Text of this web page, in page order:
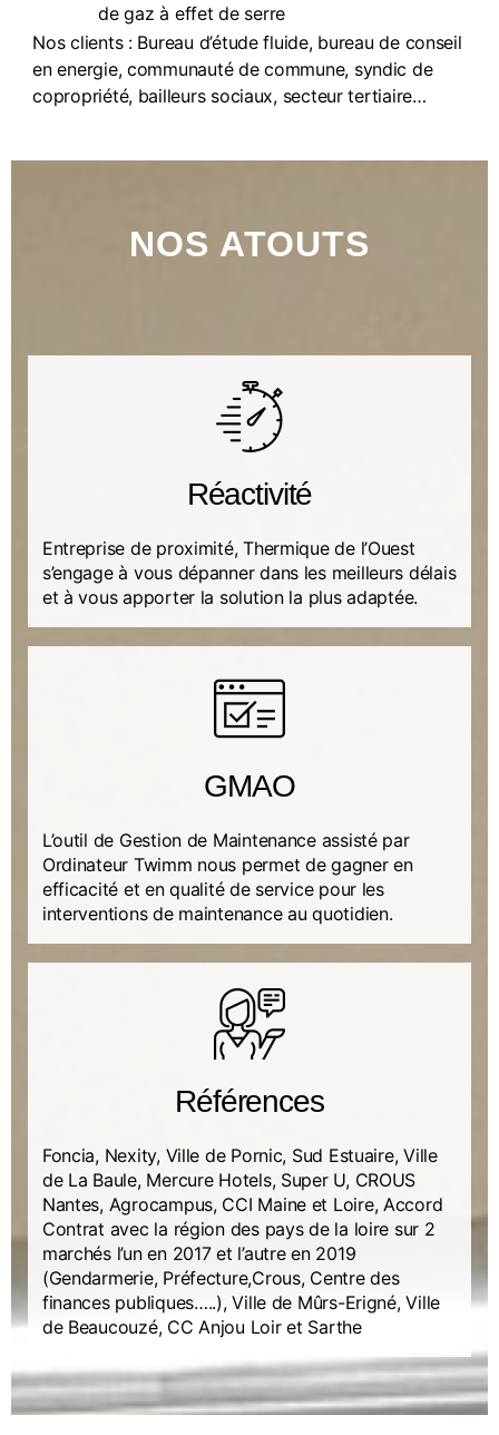
de gaz à effet de serre
Nos clients : Bureau d’étude fluide, bureau de conseil
en energie, communauté de commune, syndic de
copropriété, bailleurs sociaux, secteur tertiaire…
NOS ATOUTS
Réactivité
Entreprise de proximité, Thermique de l’Ouest
s’engage à vous dépanner dans les meilleurs délais
et à vous apporter la solution la plus adaptée.
GMAO
L’outil de Gestion de Maintenance assisté par
Ordinateur Twimm nous permet de gagner en
efficacité et en qualité de service pour les
interventions de maintenance au quotidien.
Références
Foncia, Nexity, Ville de Pornic, Sud Estuaire, Ville
de La Baule, Mercure Hotels, Super U, CROUS
Nantes, Agrocampus, CCI Maine et Loire, Accord
Contrat avec la région des pays de la loire sur 2
marchés l’un en 2017 et l’autre en 2019
(Gendarmerie, Préfecture,Crous, Centre des
finances publiques…..), Ville de Mûrs-Erigné, Ville
de Beaucouzé, CC Anjou Loir et Sarthe